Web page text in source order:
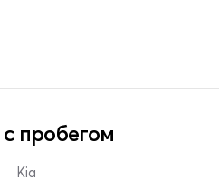
пробегом
Kia